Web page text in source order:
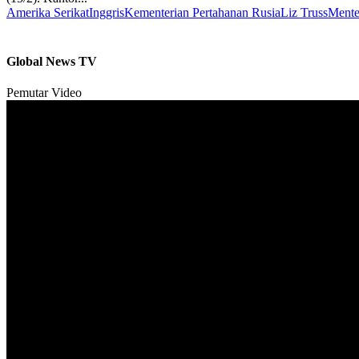
Amerika SerikatInggrisKementerian Pertahanan RusiaLiz Truss
Global News TV
Pemutar Video